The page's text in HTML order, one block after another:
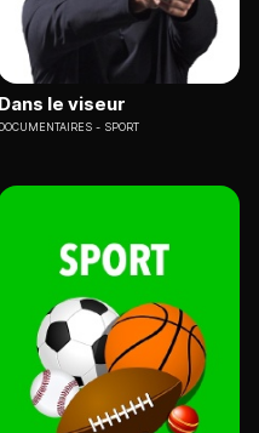
Dans le viseur
DOCUMENTAIRES SPORT